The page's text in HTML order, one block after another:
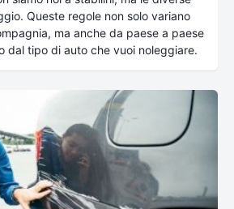
Queste regole non solo variano
ma anche da paese a paese
dal tipo di auto che vuoi noleggiare.